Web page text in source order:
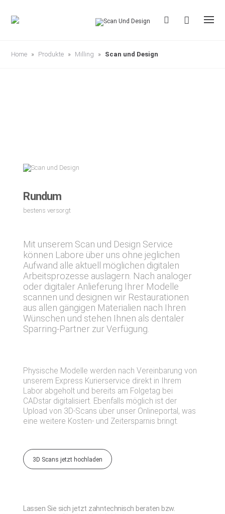
Home » Produkte » Milling » Scan und Design
Rundum
bestens versorgt
Mit unserem Scan und Design Service
können Labore über uns ohne jeglichen
Aufwand alle aktuell möglichen digitalen
Arbeitsprozesse auslagern. Nach analoger
oder digitaler Anlieferung Ihrer Modelle
scannen und designen wir Restaurationen
aus allen gängigen Materialien nach Ihren
Wünschen und stehen Ihnen als dentaler
Sparring-Partner zur Verfügung.
Physische Modelle werden nach Vereinbarung von
unserem Express Kurierservice direkt in Ihrem
Labor abgeholt und bereits am Folgetag bei
CADstar digitalisiert. Ebenfalls möglich ist der
Upload von 3D-Scans über unser Onlineportal, was
eine weitere Kosten- und Zeitersparnis bringt.
3D Scans jetzt hochladen
Lassen Sie sich jetzt zahntechnisch beraten bzw.